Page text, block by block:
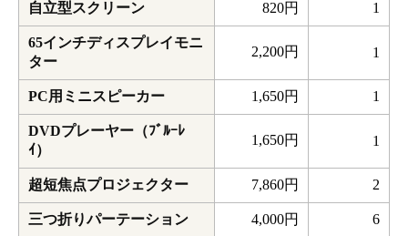
自立型スクリーン 820円 1
65インチディスプレイモニ
ター
2,200円 1
PC用ミニスピーカー 1,650円 1
DVDプレーヤー（ﾌﾞﾙｰﾚ
ｲ）
1,650円 1
超短焦点プロジェクター 7,860円 2
三つ折りパーテーション 4,000円 6